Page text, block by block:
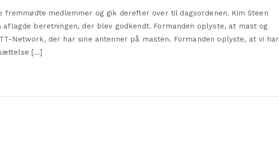
fremmødte medlemmer og gik derefter over til dagsordenen. Kim Steen
beretningen, der blev godkendt. Formanden oplyste, at mast og
Network, der har sine antenner på masten. Formanden oplyste, at vi har
[…]